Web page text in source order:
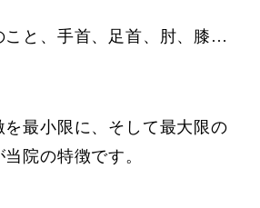
こと、手首、足首、肘、膝…
最小限に、そして最大限の
院の特徴です。